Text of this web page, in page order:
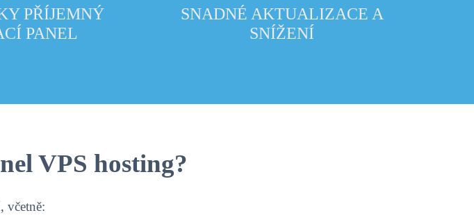
PŘÍJEMNÝ
PANEL
SNADNÉ AKTUALIZACE A
SNÍŽENÍ
VPS hosting?
včetně: